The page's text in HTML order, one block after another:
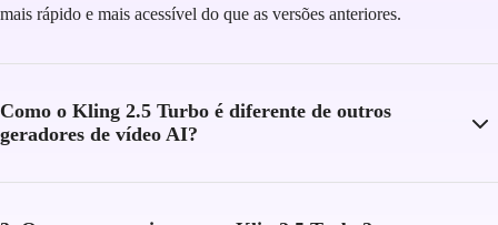
mais rápido e mais acessível do que as versões anteriores.
Como o Kling 2.5 Turbo é diferente de outros
geradores de vídeo AI?